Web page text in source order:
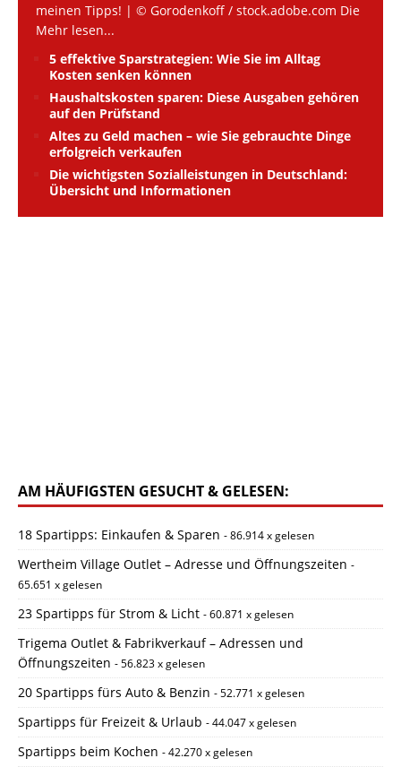
meinen Tipps! | © Gorodenkoff / stock.adobe.com Die
Mehr lesen...
5 effektive Sparstrategien: Wie Sie im Alltag
Kosten senken können
Haushaltskosten sparen: Diese Ausgaben gehören
auf den Prüfstand
Altes zu Geld machen – wie Sie gebrauchte Dinge
erfolgreich verkaufen
Die wichtigsten Sozialleistungen in Deutschland:
Übersicht und Informationen
AM HÄUFIGSTEN GESUCHT & GELESEN:
18 Spartipps: Einkaufen & Sparen - 86.914 x gelesen
Wertheim Village Outlet – Adresse und Öffnungszeiten -
65.651 x gelesen
23 Spartipps für Strom & Licht - 60.871 x gelesen
Trigema Outlet & Fabrikverkauf – Adressen und
Öffnungszeiten - 56.823 x gelesen
20 Spartipps fürs Auto & Benzin - 52.771 x gelesen
Spartipps für Freizeit & Urlaub - 44.047 x gelesen
Spartipps beim Kochen - 42.270 x gelesen